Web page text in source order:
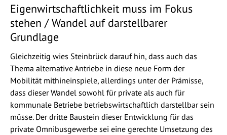
Eigenwirtschaftlichkeit muss im Fokus
stehen / Wandel auf darstellbarer
Grundlage
Gleichzeitig wies Steinbrück darauf hin, dass auch das
Thema alternative Antriebe in diese neue Form der
Mobilität mithineinspiele, allerdings unter der Prämisse,
dass dieser Wandel sowohl für private als auch für
kommunale Betriebe betriebswirtschaftlich darstellbar sein
müsse. Der dritte Baustein dieser Entwicklung für das
private Omnibusgewerbe sei eine gerechte Umsetzung des